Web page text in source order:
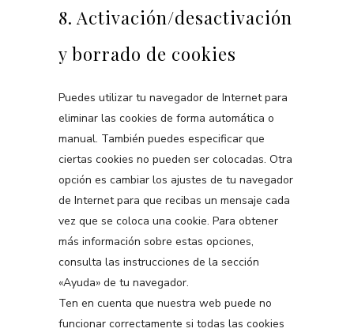
8. Activación/desactivación
y borrado de cookies
Puedes utilizar tu navegador de Internet para
eliminar las cookies de forma automática o
manual. También puedes especificar que
ciertas cookies no pueden ser colocadas. Otra
opción es cambiar los ajustes de tu navegador
de Internet para que recibas un mensaje cada
vez que se coloca una cookie. Para obtener
más información sobre estas opciones,
consulta las instrucciones de la sección
«Ayuda» de tu navegador.
Ten en cuenta que nuestra web puede no
funcionar correctamente si todas las cookies